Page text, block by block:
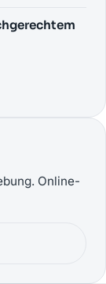
Online-